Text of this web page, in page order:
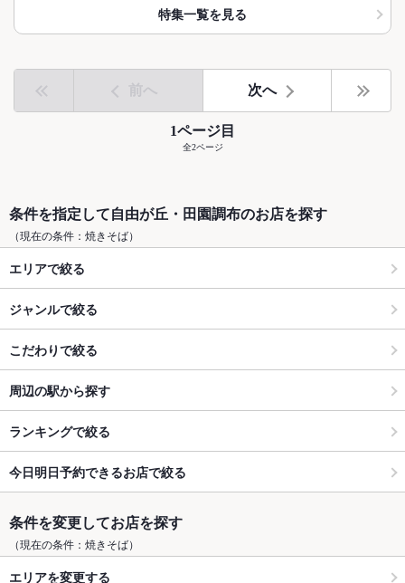
特集一覧を見る
前へ 次へ
1ページ目
全2ページ
条件を指定して自由が丘・田園調布のお店を探す
（現在の条件：焼きそば）
エリアで絞る
ジャンルで絞る
こだわりで絞る
周辺の駅から探す
ランキングで絞る
今日明日予約できるお店で絞る
条件を変更してお店を探す
（現在の条件：焼きそば）
エリアを変更する